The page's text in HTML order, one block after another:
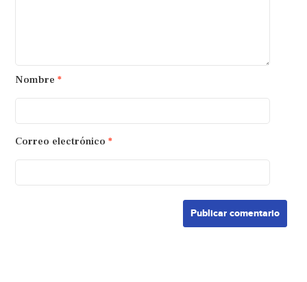
Nombre *
Correo electrónico *